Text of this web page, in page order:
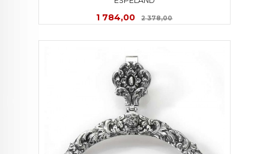
Tilbud
1 784,00 2 378,00Rabatt